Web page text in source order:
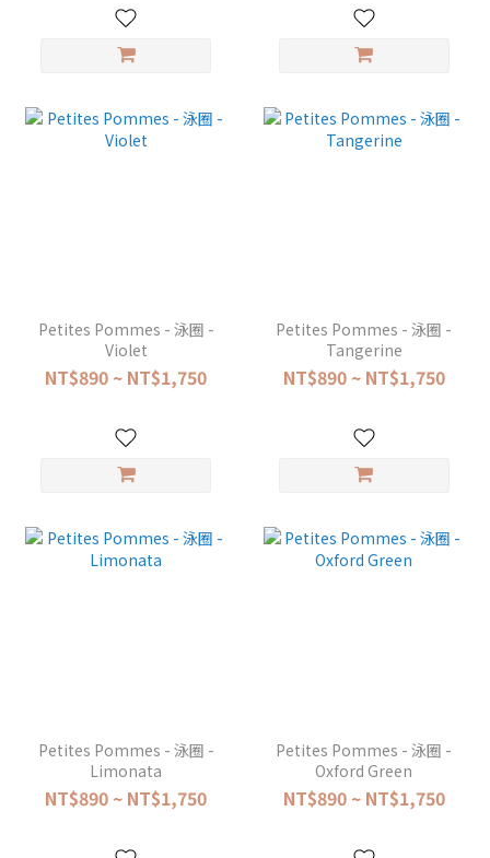
Petites Pommes - 泳圈 -
Violet
NT$890 ~ NT$1,750
Petites Pommes - 泳圈 -
Tangerine
NT$890 ~ NT$1,750
Petites Pommes - 泳圈 -
Limonata
NT$890 ~ NT$1,750
Petites Pommes - 泳圈 -
Oxford Green
NT$890 ~ NT$1,750